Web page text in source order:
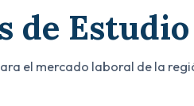
de Estudio
el mercado laboral de la